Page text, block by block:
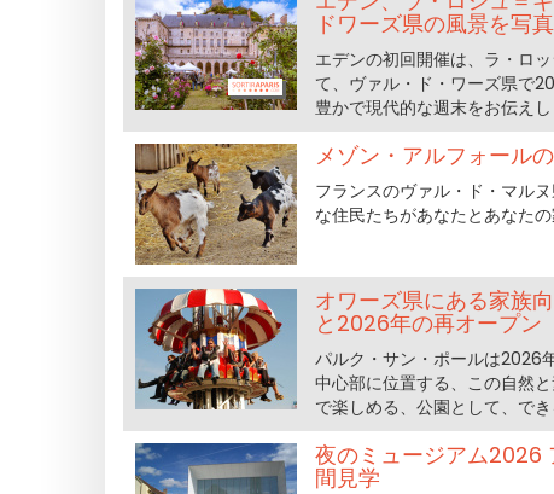
ドワーズ県の風景を写
エデンの初回開催は、ラ・ロ
て、ヴァル・ド・ワーズ県で
豊かで現代的な週末をお伝えし
メゾン・アルフォール
フランスのヴァル・ド・マル
な住民たちがあなたとあなた
オワーズ県にある家族
と2026年の再オープン
パルク・サン・ポールは2026
中心部に位置する、この自然
で楽しめる、公園として、で
夜のミュージアム2026
間見学